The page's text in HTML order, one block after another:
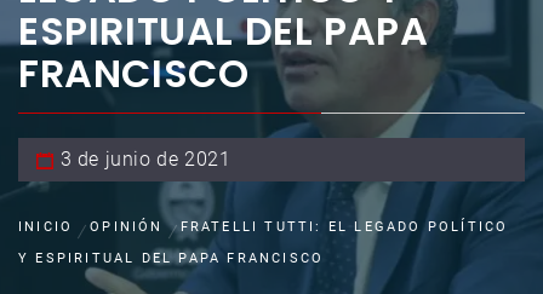
ESPIRITUAL DEL PAPA
FRANCISCO
3 de junio de 2021
INICIO OPINIÓN
FRATELLI TUTTI: EL LEGADO POLÍTICO
Y ESPIRITUAL DEL PAPA FRANCISCO